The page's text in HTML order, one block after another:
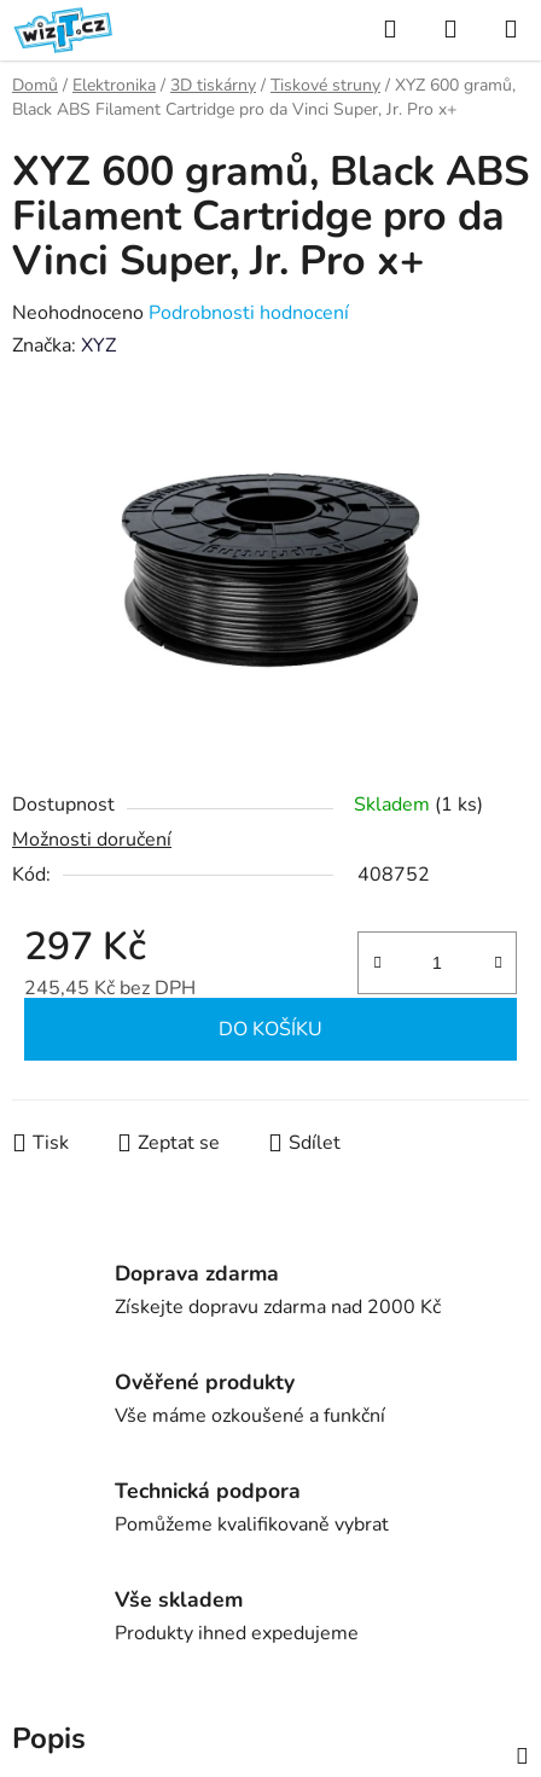
Přejít
na
obsah
Hledat
KOŠÍK
Domů / Elektronika / 3D tiskárny / Tiskové struny / XYZ 600 gramů,
Black ABS Filament Cartridge pro da Vinci Super, Jr. Pro x+
Dostupnost Skladem (1 ks)
Možnosti doručení
Kód:
408752
297 Kč
245,45 Kč bez DPH
DO KOŠÍKU
Tisk Zeptat se Sdílet
XYZ 600 gramů, Black ABS
Filament Cartridge pro da
Vinci Super, Jr. Pro x+
Průměrné
hodnocení
Neohodnoceno Podrobnosti hodnocení
Značka: XYZ
Doprava zdarma
Získejte dopravu zdarma nad 2000 Kč
Ověřené produkty
Vše máme ozkoušené a funkční
Technická podpora
Pomůžeme kvalifikovaně vybrat
Vše skladem
Produkty ihned expedujeme
Popis